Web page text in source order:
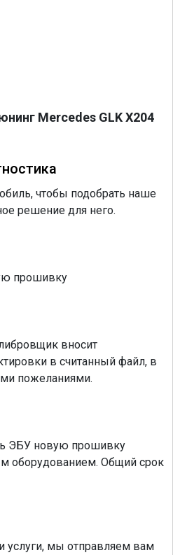
Mercedes GLK X204
чтобы подобрать наше
решение для него.
прошивку
вносит
в считанный файл, в
пожеланиями.
ЭБУ новую прошивку
оборудованием. Общий срок
услуги, мы отправляем вам